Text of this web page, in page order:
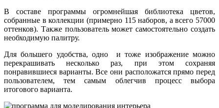
В составе программы огромнейшая библиотека цветов,
собранные в коллекции (примерно 115 наборов, а всего 57000
оттенков). Также пользователь может самостоятельно создать
необходимую палитру.
Для большего удобства, одно и тоже изображение можно
перекрашивать несколько раз, при этом сохраняя
понравившиеся варианты. Все они расположатся прямо перед
пользователем, тем самым облегчив процесс выбора
итогового варианта.